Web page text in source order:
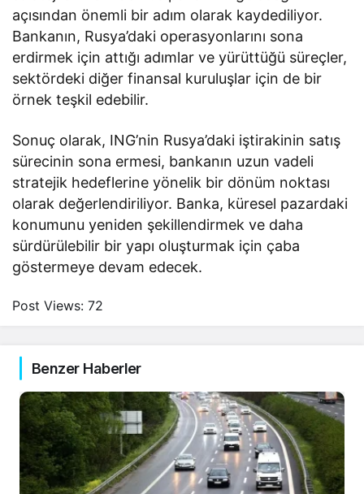
açısından önemli bir adım olarak kaydediliyor.
Bankanın, Rusya’daki operasyonlarını sona
erdirmek için attığı adımlar ve yürüttüğü süreçler,
sektördeki diğer finansal kuruluşlar için de bir
örnek teşkil edebilir.
Sonuç olarak, ING’nin Rusya’daki iştirakinin satış
sürecinin sona ermesi, bankanın uzun vadeli
stratejik hedeflerine yönelik bir dönüm noktası
olarak değerlendiriliyor. Banka, küresel pazardaki
konumunu yeniden şekillendirmek ve daha
sürdürülebilir bir yapı oluşturmak için çaba
göstermeye devam edecek.
Post Views: 72
Benzer Haberler